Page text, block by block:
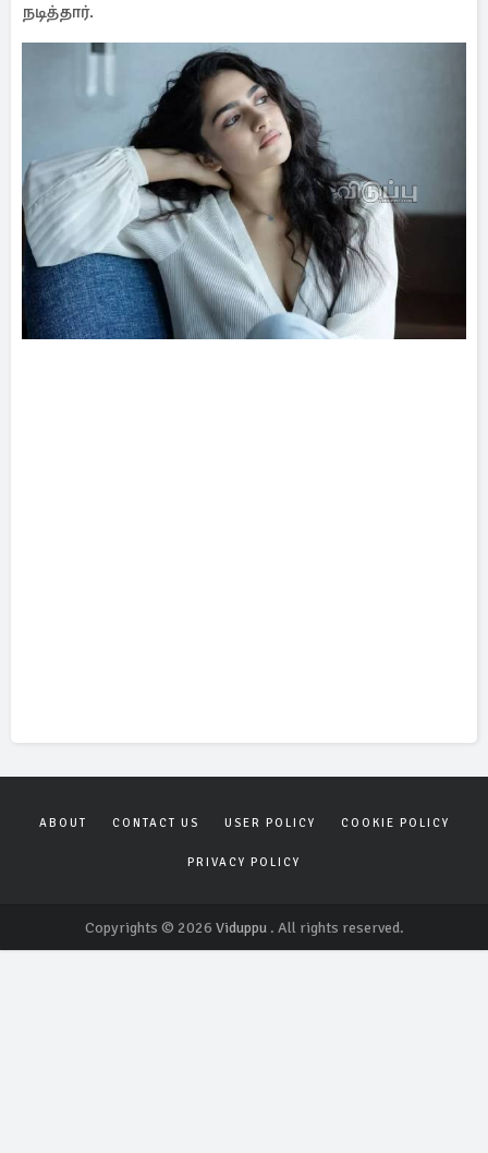
நடித்தார்.
ABOUT CONTACT US USER POLICY COOKIE POLICY
PRIVACY POLICY
Copyrights © 2026 Viduppu. All rights reserved.